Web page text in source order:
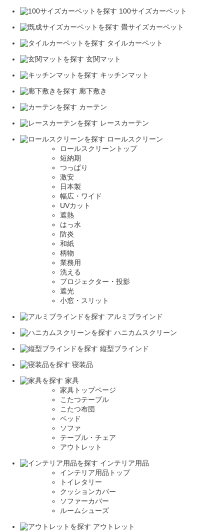
100サイズカーペット
畳サイズカーペット
タイルカーペット
玄関マット
キッチンマット
廊下敷き
カーテン
レースカーテン
ロールスクリーン
ロールスクリーントップ
短納期
つっぱり
激安
日本製
幅広・ワイド
UVカット
遮熱
はっ水
防炎
和紙
柄物
業務用
洗える
プロジェクター・投影
遮光
小窓・スリット
アルミブラインド
ハニカムスクリーン
縦型ブラインド
寝装品
家具
家具トップページ
こたつテーブル
こたつ布団
ベッド
ソファ
テーブル・チェア
アウトレット
インテリア用品
インテリア用品トップ
トイレタリー
クッションカバー
ソファーカバー
ルームシューズ
アウトレット